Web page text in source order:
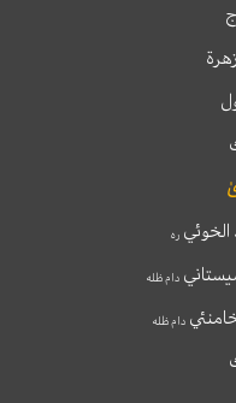
الخوئيره
دام ظله
دام ظله